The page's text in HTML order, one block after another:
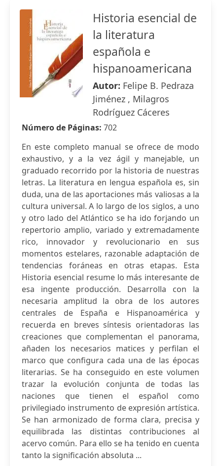
Historia esencial de
la literatura
española e
hispanoamericana
Autor: Felipe B. Pedraza
Jiménez , Milagros
Rodríguez Cáceres
Número de Páginas: 702
En este completo manual se ofrece de modo
exhaustivo, y a la vez ágil y manejable, un
graduado recorrido por la historia de nuestras
letras. La literatura en lengua española es, sin
duda, una de las aportaciones más valiosas a la
cultura universal. A lo largo de los siglos, a uno
y otro lado del Atlántico se ha ido forjando un
repertorio amplio, variado y extremadamente
rico, innovador y revolucionario en sus
momentos estelares, razonable adaptación de
tendencias foráneas en otras etapas. Esta
Historia esencial resume lo más interesante de
esa ingente producción. Desarrolla con la
necesaria amplitud la obra de los autores
centrales de España e Hispanoamérica y
recuerda en breves síntesis orientadoras las
creaciones que complementan el panorama,
añaden los necesarios matices y perfilan el
marco que configura cada una de las épocas
literarias. Se ha conseguido en este volumen
trazar la evolución conjunta de todas las
naciones que tienen el español como
privilegiado instrumento de expresión artística.
Se han armonizado de forma clara, precisa y
equilibrada las distintas contribuciones al
acervo común. Para ello se ha tenido en cuenta
tanto la significación absoluta ...